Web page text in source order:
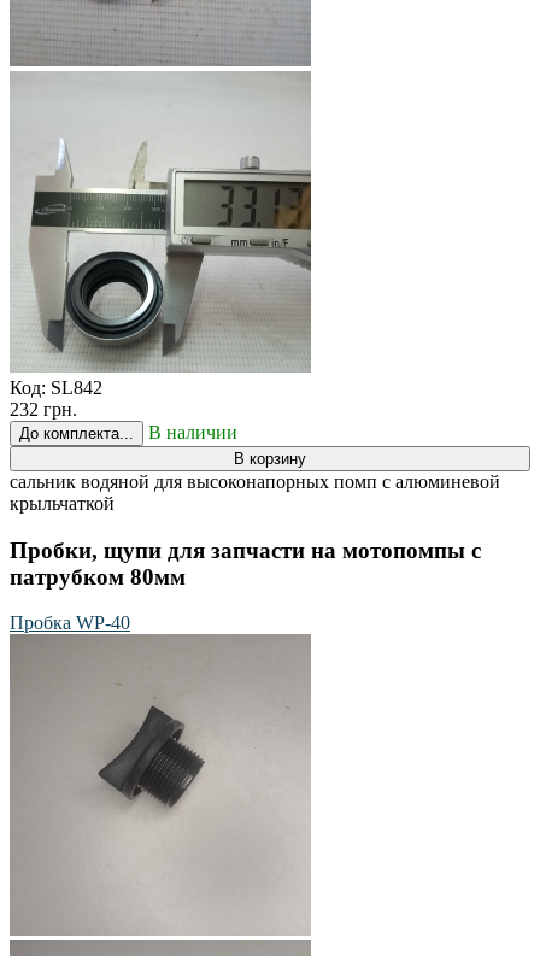
Код: SL842
232 грн.
До комплекта... В наличии
В корзину
сальник водяной для высоконапорных помп с алюминевой
крыльчаткой
Пробки, щупи для запчасти на мотопомпы с
патрубком 80мм
Пробка WP-40